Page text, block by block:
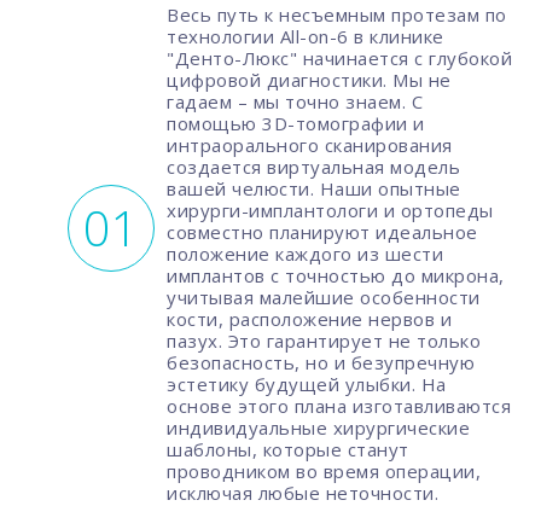
Весь путь к несъемным протезам по
технологии All-on-6 в клинике
"Денто-Люкс" начинается с глубокой
цифровой диагностики. Мы не
гадаем – мы точно знаем. С
помощью 3D-томографии и
интраорального сканирования
создается виртуальная модель
вашей челюсти. Наши опытные
хирурги-имплантологи и ортопеды
совместно планируют идеальное
положение каждого из шести
имплантов с точностью до микрона,
учитывая малейшие особенности
кости, расположение нервов и
пазух. Это гарантирует не только
безопасность, но и безупречную
эстетику будущей улыбки. На
основе этого плана изготавливаются
индивидуальные хирургические
шаблоны, которые станут
проводником во время операции,
исключая любые неточности.